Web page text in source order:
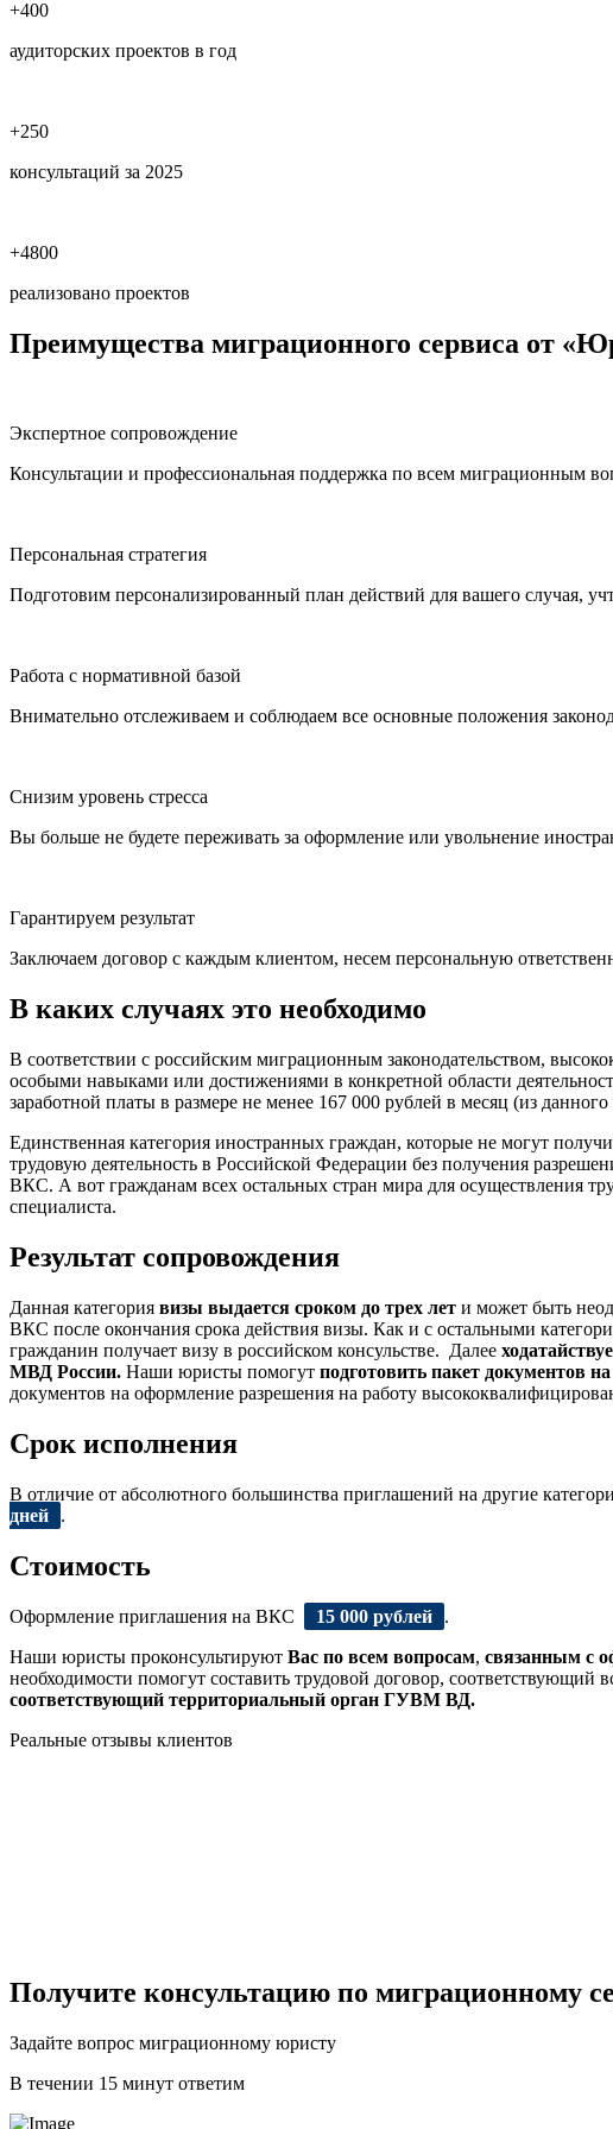
+400
аудиторских проектов в год
+250
консультаций за 2025
+4800
реализовано проектов
Преимущества миграционного сервиса от
Экспертное сопровождение
Консультации и профессиональная поддержка по всем миграционным
Персональная стратегия
Подготовим персонализированный план действий для вашего случая,
Работа с нормативной базой
Внимательно отслеживаем и соблюдаем все основные положения
Снизим уровень стресса
Вы больше не будете переживать за оформление или увольнение
Гарантируем результат
Заключаем договор с каждым клиентом, несем персональную
В каких случаях это необходимо
В соответствии с российским миграционным законодательством,
особыми навыками или достижениями в конкретной области
заработной платы в размере не менее 167 000 рублей в месяц (из
Единственная категория иностранных граждан, которые не могут
трудовую деятельность в Российской Федерации без получения
ВКС. А вот гражданам всех остальных стран мира для осуществления
специалиста.
Результат сопровождения
Данная категория визы выдается сроком до трех лет и может быть
ВКС после окончания срока действия визы. Как и с остальными
гражданин получает визу в российском консульстве. Далее
МВД России. Наши юристы помогут подготовить пакет документов
документов на оформление разрешения на работу
Срок исполнения
В отличие от абсолютного большинства приглашений на другие
дней
.
Стоимость
Оформление приглашения на ВКС 15 000 рублей
.
Наши юристы проконсультируют Вас по всем вопросам, связанным с
необходимости помогут составить трудовой договор, соответствующий
соответствующий территориальный орган ГУВМ ВД.
Реальные отзывы клиентов
Получите консультацию по миграционному
Задайте вопрос миграционному юристу
В течении 15 минут ответим